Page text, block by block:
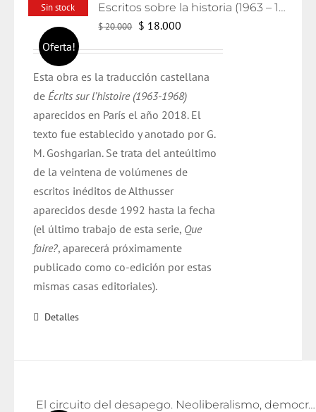
Sin stock
Oferta!
Escritos sobre la historia (1963 – 1986)
$20.000 El
era:
$ 20.000.
$ 18.000
es:
$ 18.000.
Esta obra es la traducción castellana
deÉcrits surl’histoire(1963-1968)
aparecidos en París el año 2018. El
textofueestablecido y anotado por G.
M. Goshgarian. Se trata del anteúltimo
de la veintena de volúmenes de
escritos inéditos deAlthusser
aparecidos desde 1992 hasta la fecha
(el último trabajo de esta serie, Que
faire?, aparecerá próximamente
publicado comoco-edición por estas
mismas casas editoriales).
Detalles
El circuito del desapego. Neoliberalismo, democratización y lazo social